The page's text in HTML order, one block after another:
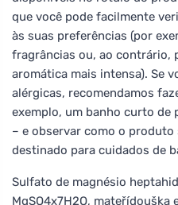
que você pode facilmente
às suas preferências (por
fragrâncias ou, ao contrário,
aromática mais intensa). Se
alérgicas, recomendamos
exemplo, um banho curto de
– e observar como o produto
destinado para cuidados de
Sulfato de magnésio
MgSO4x7H2O, mateřídouška